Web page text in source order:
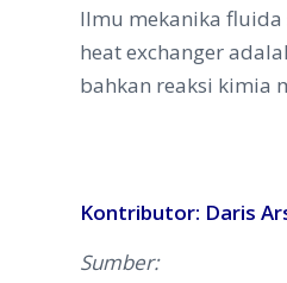
Ilmu mekanika fluida
heat exchanger
bahkan reaksi kimia
Kontributor: Daris
Sumber: